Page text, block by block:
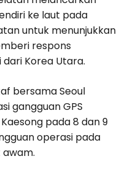
ke laut pada
untuk menunjukkan
respons
Korea Utara.
bersama Seoul
gangguan GPS
pada 8 dan 9
operasi pada